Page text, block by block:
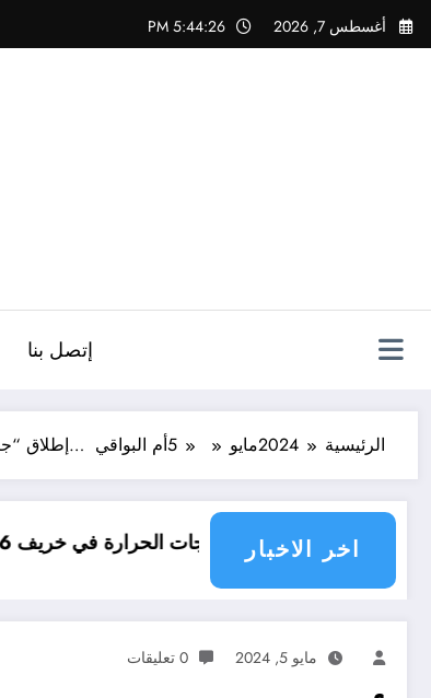
التجاوز
إلى
أغسطس 7, 2026 5:44:27 PM
إتصل بنا
الرئيسية 2024مايو 5أم البواقي …إطلاق
اخر الاخبار
الحرارة في خريف 2026 في الجزائر
مايو 5, 2024 0 تعليقات